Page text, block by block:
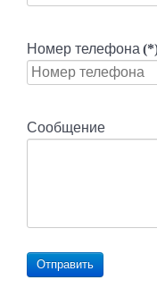
Номер телефона
Сообщение
Отправить